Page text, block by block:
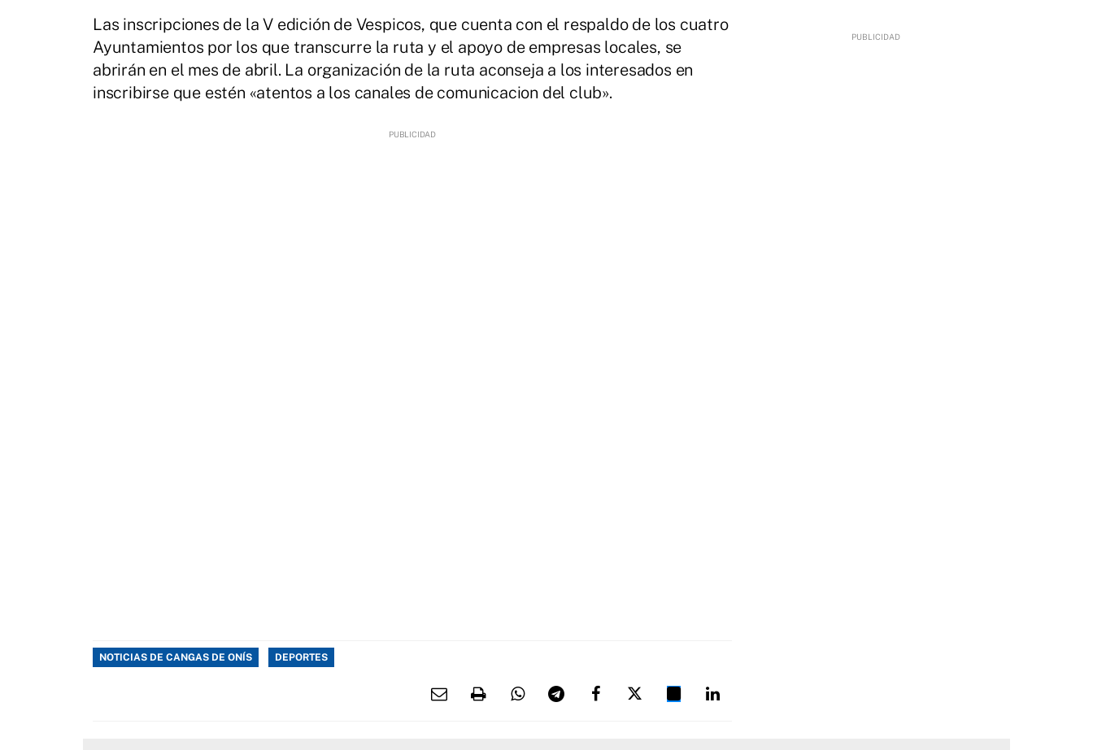
Las inscripciones de la V edición de Vespicos, que cuenta con el respaldo de los cuatro
Ayuntamientos por los que transcurre la ruta y el apoyo de empresas locales, se
abrirán en el mes de abril. La organización de la ruta aconseja a los interesados en
inscribirse que estén «atentos a los canales de comunicacion del club».
NOTICIAS DE CANGAS DE ONÍS DEPORTES